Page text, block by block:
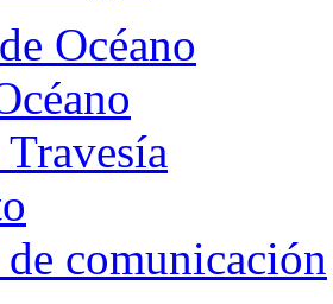
Océano
comunicación